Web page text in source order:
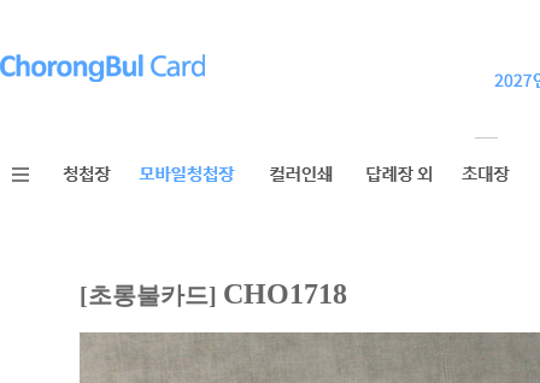
[초롱불카드] CHO1718